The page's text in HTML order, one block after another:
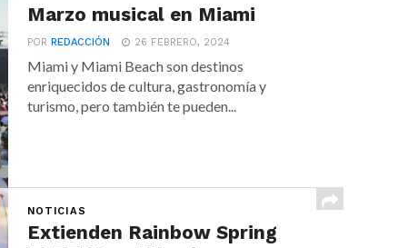
Marzo musical en Miami
PORREDACCIÓN 26 FEBRERO, 2024
Miami y Miami Beach son destinos
enriquecidos de cultura, gastronomía y
turismo, pero también te pueden...
NOTICIAS
Extienden Rainbow Spring